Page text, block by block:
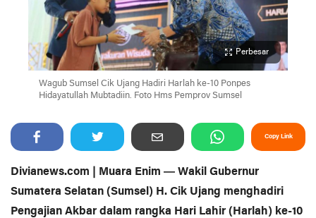
Perbesar
Wagub Sumsel Cik Ujang Hadiri Harlah ke-10 Ponpes
Hidayatullah Mubtadiin. Foto Hms Pemprov Sumsel
Copy Link
Divianews.com | Muara Enim — Wakil Gubernur
Sumatera Selatan (Sumsel) H. Cik Ujang menghadiri
Pengajian Akbar dalam rangka Hari Lahir (Harlah) ke-10